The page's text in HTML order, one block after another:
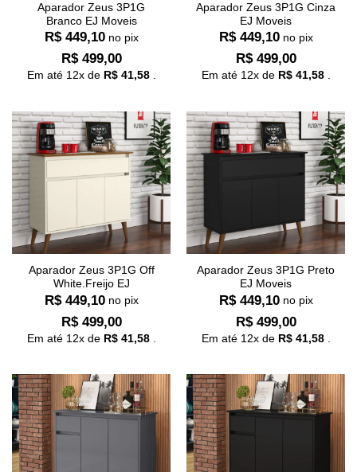
Aparador Zeus 3P1G
Branco EJ Moveis
R$449,10 no pix
R$499,00
Em até 12x de R$41,58.
Aparador Zeus 3P1G Cinza
EJ Moveis
R$449,10 no pix
R$499,00
Em até 12x de R$41,58.
Aparador Zeus 3P1G Off
White.Freijo EJ
R$449,10 no pix
R$499,00
Em até 12x de R$41,58.
Aparador Zeus 3P1G Preto
EJ Moveis
R$449,10 no pix
R$499,00
Em até 12x de R$41,58.